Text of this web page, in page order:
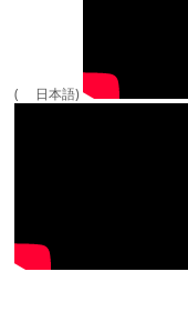
( 日本語)